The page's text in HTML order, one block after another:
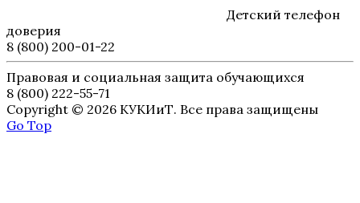
Детский телефон
доверия
8 (800) 200-01-22
Правовая и социальная защита обучающихся
8 (800) 222-55-71
Copyright © 2026 КУКИиТ. Все права защищены
Go Top